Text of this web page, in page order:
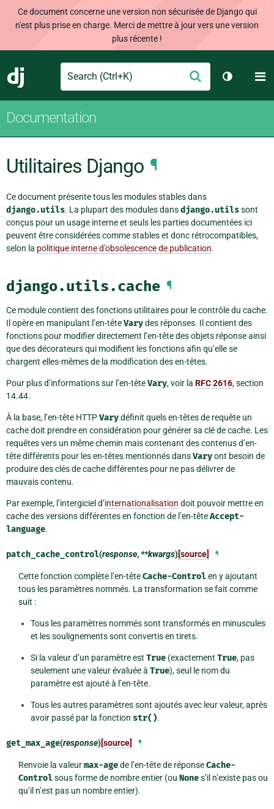
Ce document concerne une version non sécurisée de Django qui
n'est plus prise en charge. Merci de mettre à jour vers une version
plus récente !
Django
Search Envoyer
Changer
Documentation
Utilitaires Django ¶
Ce document présente tous les modules stables dans
django.utils. La plupart des modules dansdjango.utilssont
conçus pour un usage interne et seuls les parties documentées ici
peuvent être considérées comme stables et donc rétrocompatibles,
selon la politique interne d’obsolescence de publication.
django.utils.cache ¶
Ce module contient des fonctions utilitaires pour le contrôle du cache.
Il opère en manipulant l’en-têteVarydes réponses. Il contient des
fonctions pour modifier directement l’en-tête des objets réponse ainsi
que des décorateurs qui modifient les fonctions afin qu’elle se
chargent elles-mêmes de la modification des en-têtes.
Pour plus d’informations sur l’en-têteVary, voir la RFC 2616, section
14.44.
À la base, l’en-tête HTTPVarydéfinit quels en-têtes de requête un
cache doit prendre en considération pour générer sa clé de cache. Les
requêtes vers un même chemin mais contenant des contenus d’en-
tête différents pour les en-têtes mentionnés dansVaryont besoin de
produire des clés de cache différentes pour ne pas délivrer de
mauvais contenu.
Par exemple, l’intergiciel d’internationalisation doit pouvoir mettre en
cache des versions différentes en fonction de l’en-têteAccept-
language.
patch_cache_control(response,**kwargs)[source] ¶
Cette fonction complète l’en-têteCache-Controlen y ajoutant
tous les paramètres nommés. La transformation se fait comme
suit :
Tous les paramètres nommés sont transformés en minuscules
et les soulignements sont convertis en tirets.
Si la valeur d’un paramètre est True(exactement True, pas
seulement une valeur évaluée à True), seul le nom du
paramètre est ajouté à l’en-tête.
Tous les autres paramètres sont ajoutés avec leur valeur, après
avoir passé par la fonction str().
get_max_age(response)[source] ¶
Renvoie la valeurmax-agede l’en-tête de réponseCache-
Controlsous forme de nombre entier (ou Nones’il n’existe pas ou
qu’il n’est pas un nombre entier).